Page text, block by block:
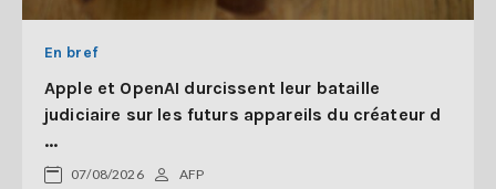
En bref
Apple et OpenAI durcissent leur bataille
judiciaire sur les futurs appareils du créateur d
...
07/08/2026
AFP